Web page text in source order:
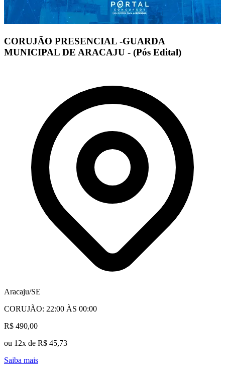
CORUJÃO PRESENCIAL -GUARDA
MUNICIPAL DE ARACAJU - (Pós Edital)
Aracaju/SE
CORUJÃO: 22:00 ÀS 00:00
R$ 490,00
ou 12x de R$ 45,73
Saiba mais